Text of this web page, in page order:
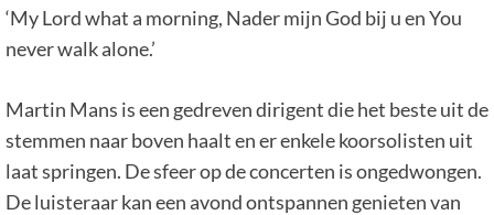
‘My Lord what a morning, Nader mijn God bij u en You
never walk alone.’
Martin Mans is een gedreven dirigent die het beste uit de
stemmen naar boven haalt en er enkele koorsolisten uit
laat springen. De sfeer op de concerten is ongedwongen.
De luisteraar kan een avond ontspannen genieten van